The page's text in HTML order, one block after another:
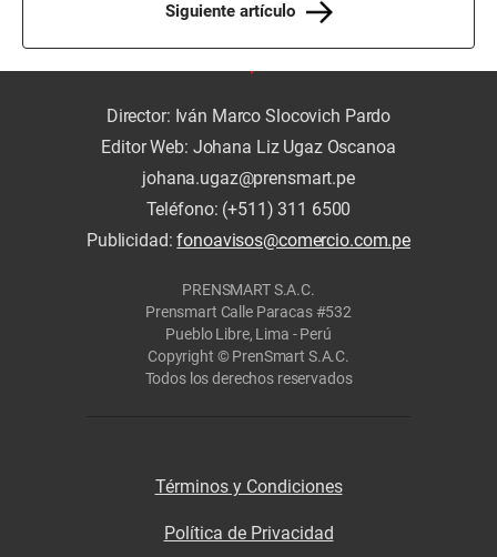
Siguiente artículo
Director: Iván Marco Slocovich Pardo
Editor Web: Johana Liz Ugaz Oscanoa
johana.ugaz@prensmart.pe
Teléfono: (+511) 311 6500
Publicidad:fonoavisos@comercio.com.pe
PRENSMART S.A.C.
Prensmart Calle Paracas #532
Pueblo Libre, Lima - Perú
Copyright © PrenSmart S.A.C.
Todos los derechos reservados
Términos y Condiciones
Política de Privacidad